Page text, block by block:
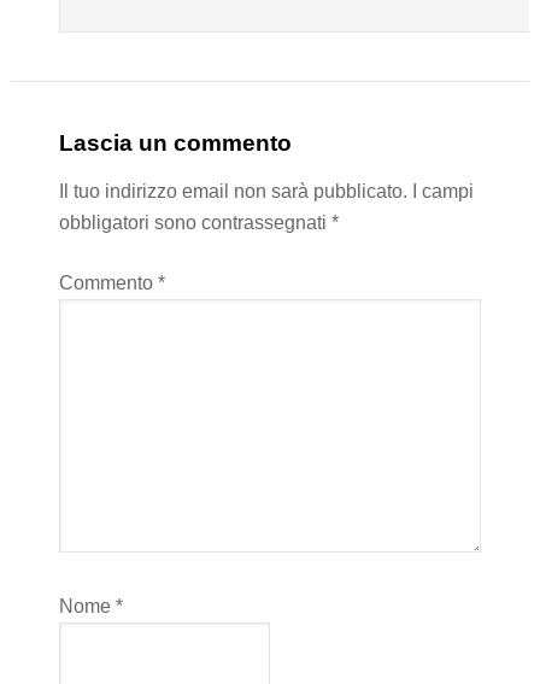
Lascia un commento
Il tuo indirizzo email non sarà pubblicato.
I campi
obbligatori sono contrassegnati *
Commento *
Nome *